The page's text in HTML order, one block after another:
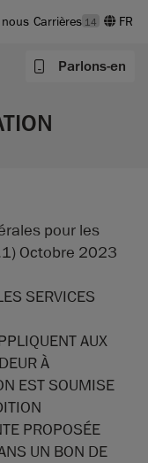
nous Carrières 14
Parlons-en
pour les
Octobre 2023
SERVICES
AUX
À
EST SOUMISE
PROPOSÉE
UN BON DE